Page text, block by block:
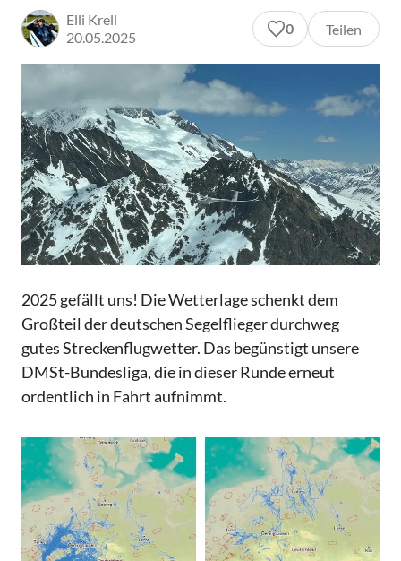
Elli Krell
20.05.2025
0 Teilen
2025 gefällt uns! Die Wetterlage schenkt dem
Großteil der deutschen Segelflieger durchweg
gutes Streckenflugwetter. Das begünstigt unsere
DMSt-Bundesliga, die in dieser Runde erneut
ordentlich in Fahrt aufnimmt.